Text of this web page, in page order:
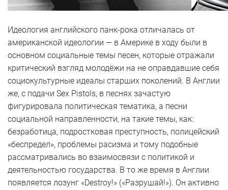
Идеология английского панк-рока отличалась от
американской идеологии — в Америке в ходу были в
основном социальные темы песен, которые отражали
критический взгляд молодёжи на не оправдавшие себя
социокультурные идеалы старших поколений. В Англии
же, с подачи Sex Pistols, в песнях зачастую
фигурировала политическая тематика, а песни
социальной направленности, на такие темы, как:
безработица, подростковая преступность, полицейский
«беспредел», проблемы расизма и тому подобные
рассматривались во взаимосвязи с политикой и
деятельностью государства. В то же время в Англии
появляется лозунг «Destroy!» («Разрушай!»). Он активно